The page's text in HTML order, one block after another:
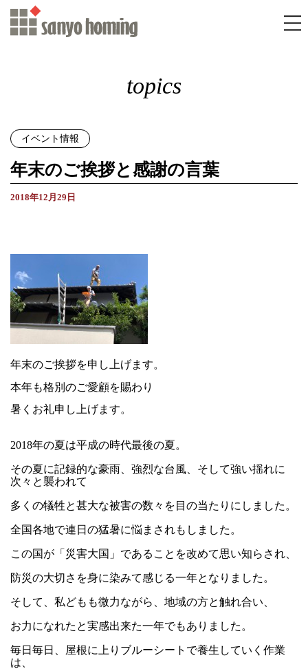
topics
イベント情報
年末のご挨拶と感謝の言葉
2018年12月29日
年末のご挨拶を申し上げます。
本年も格別のご愛顧を賜わり
暑くお礼申し上げます。
2018年の夏は平成の時代最後の夏。
その夏に記録的な豪雨、強烈な台風、そして強い揺れに
次々と襲われて
多くの犠牲と甚大な被害の数々を目の当たりにしました。
全国各地で連日の猛暑に悩まされもしました。
この国が「災害大国」であることを改めて思い知らされ、
防災の大切さを身に染みて感じる一年となりました。
そして、私どもも微力ながら、地域の方と触れ合い、
お力になれたと実感出来た一年でもありました。
毎日毎日、屋根に上りブルーシートで養生していく作業
は、